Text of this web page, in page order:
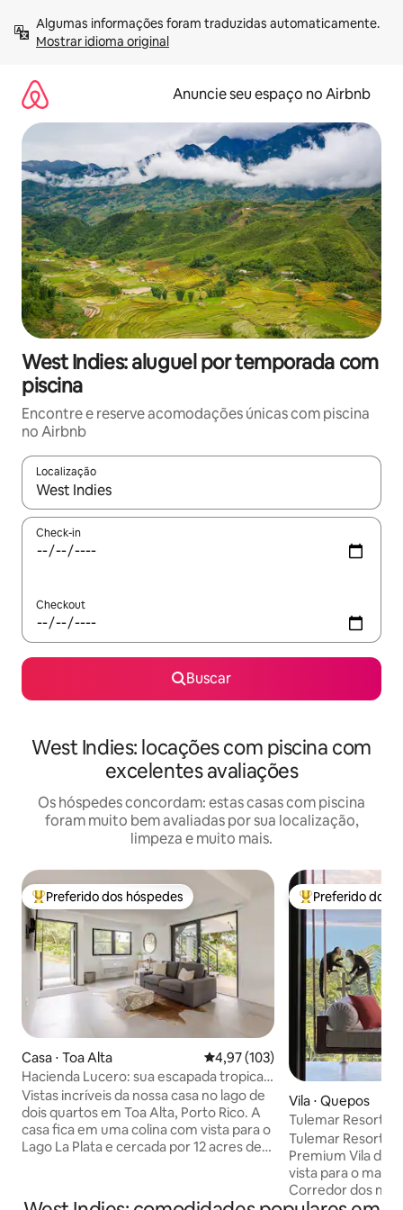
para
Mostrar idioma original
Anuncie seu espaço no Airbnb
West Indies: aluguel por temporada com
piscina
Encontre e reserve acomodações únicas com piscina
no Airbnb
Localização
Quando os resultados estiverem disponíveis, explore-os
Check-in
Checkout
Buscar
West Indies: locações com piscina com
excelentes avaliações
Os hóspedes concordam: estas casas com piscina
foram muito bem avaliadas por sua localização,
limpeza e muito mais.
Entre os melhores preferidos dos hóspedes
Preferido dos hóspedes
Casa ⋅ Toa Alta 4,97 de uma avaliação média de
4,97 (103)
Hacienda Lucero: sua escapada tropical
à beira do lago
Vistas incríveis da nossa casa no lago de
dois quartos em Toa Alta, Porto Rico. A
casa fica em uma colina com vista para o
Lago La Plata e cercada por 12 acres de
natureza, observadores de pássaros e
Entre os
Preferido dos
Vila ⋅ Quepos
Tulemar Resort
Premium 2
Tulemar Resort-
Premium Vila de
vista para o mar
Corredor dos
na varanda com